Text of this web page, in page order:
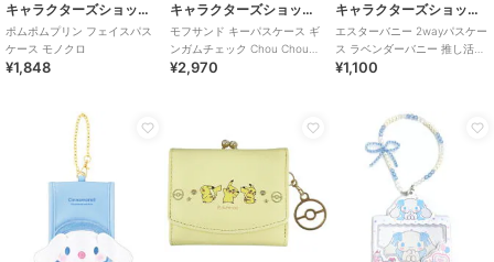
キャラクターズショップ ラフラフ
ポムポムプリン フェイスパス
ケース モノクロ
¥1,848
キャラクターズショップ ラフラフ
モフサンド キーパスケース ギ
ンガムチェック Chou Chou
Poche
¥2,970
キャラクターズショップ ラフラフ
エスターバニー 2wayパスケー
ス ラベンダーバニー 推し活グ
ッズ
¥1,100